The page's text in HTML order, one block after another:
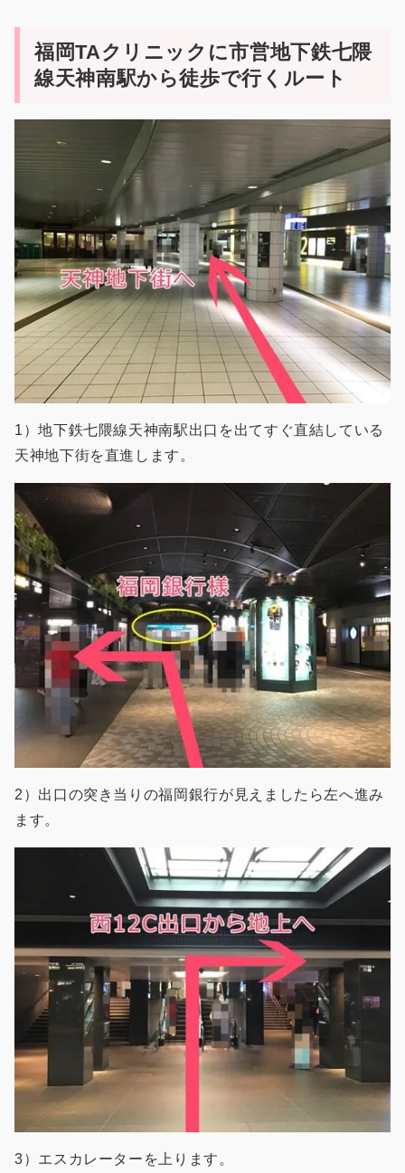
福岡TAクリニックに市営地下鉄七隈
線天神南駅から徒歩で行くルート
1）地下鉄七隈線天神南駅出口を出てすぐ直結している
天神地下街を直進します。
2）出口の突き当りの福岡銀行が見えましたら左へ進み
ます。
3）エスカレーターを上ります。